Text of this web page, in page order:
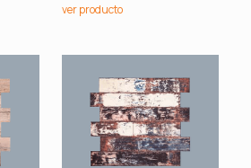
ver producto